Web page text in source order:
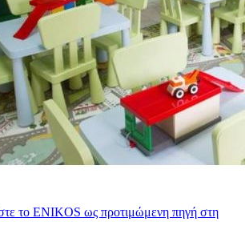
το ENIKOS ως προτιμώμενη πηγή στη